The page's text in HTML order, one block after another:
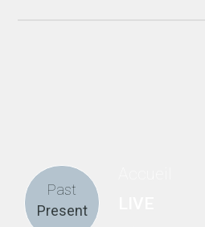
Past
Present